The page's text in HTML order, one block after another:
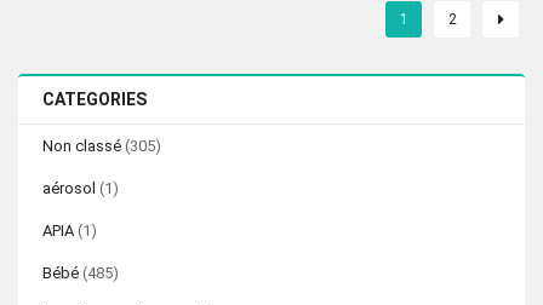
CATEGORIES
Non classé (305)
aérosol (1)
APIA (1)
Bébé (485)
1 2